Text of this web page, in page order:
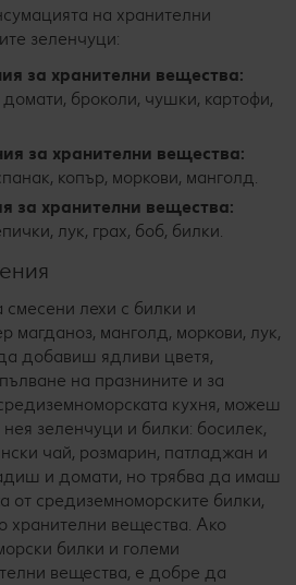
на хранителни
зеленчуци:
за хранителни вещества:
броколи, чушки, картофи,
за хранителни вещества:
копър, моркови, манголд.
за хранителни вещества:
лук, грах, боб, билки.
лехи с билки и
магданоз, манголд, моркови, лук,
добавиш ядливи цветя,
на празнините и за
кухня, можеш
зеленчуци и билки: босилек,
чай, розмарин, патладжан и
и домати, но трябва да имаш
от средиземноморските билки,
хранителни вещества. Ако
билки и големи
вещества, е добре да